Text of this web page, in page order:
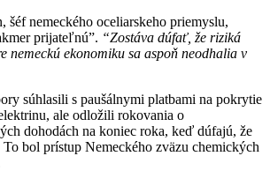
šéf nemeckého oceliarskeho priemyslu,
prijateľnú”. “Zostáva dúfať, že riziká
nemeckú ekonomiku sa aspoň neodhalia v
súhlasili s paušálnymi platbami na pokrytie
ale odložili rokovania o
dohodách na koniec roka, keď dúfajú, že
bol prístup Nemeckého zväzu chemických